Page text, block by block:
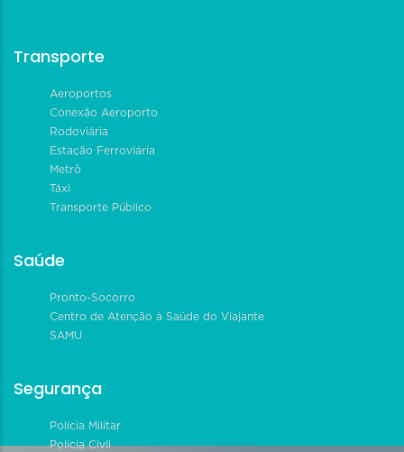
Transporte
Aeroportos
Conexão Aeroporto
Rodoviária
Estação Ferroviária
Metrô
Táxi
Transporte Público
Saúde
Pronto-Socorro
Centro de Atenção à Saúde do Viajante
SAMU
Segurança
Polícia Militar
Polícia Civil